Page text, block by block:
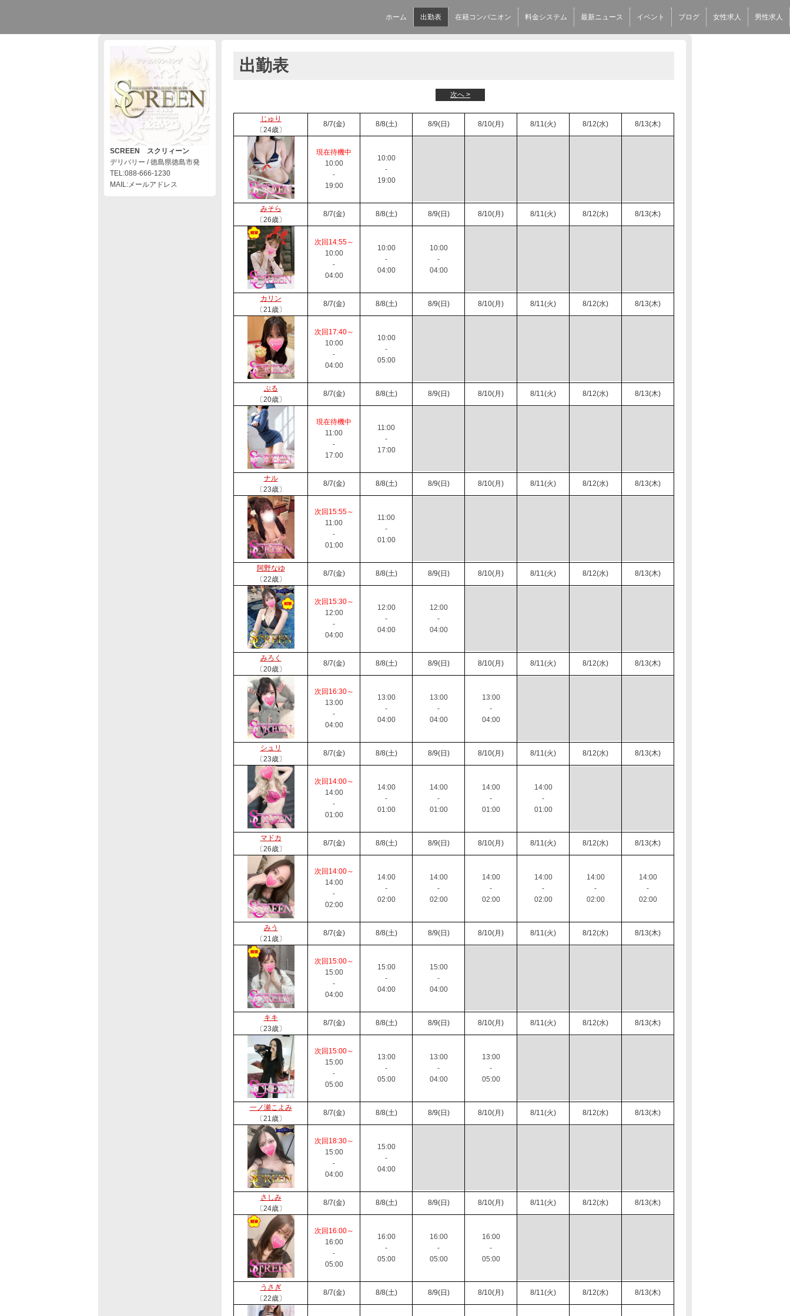
ホーム 出勤表 在籍コンパニオン 料金システム 最新ニュース イベント ブログ 女性求人 男性求人
SCREEN スクリィーン
デリバリー / 徳島県徳島市発
TEL:088-666-1230
MAIL:メールアドレス
出勤表
次へ >
じゅり
〔24歳〕
8/7(金) 8/8(土) 8/9(日) 8/10(月) 8/11(火) 8/12(水) 8/13(木)
現在待機中
10:00
-
19:00
10:00
-
19:00
みそら
〔26歳〕
8/7(金) 8/8(土) 8/9(日) 8/10(月) 8/11(火) 8/12(水) 8/13(木)
次回14:55～
10:00
-
04:00
10:00
-
04:00
10:00
-
04:00
カリン
〔21歳〕
8/7(金) 8/8(土) 8/9(日) 8/10(月) 8/11(火) 8/12(水) 8/13(木)
次回17:40～
10:00
-
04:00
10:00
-
05:00
ぷる
〔20歳〕
8/7(金) 8/8(土) 8/9(日) 8/10(月) 8/11(火) 8/12(水) 8/13(木)
現在待機中
11:00
-
17:00
11:00
-
17:00
ナル
〔23歳〕
8/7(金) 8/8(土) 8/9(日) 8/10(月) 8/11(火) 8/12(水) 8/13(木)
次回15:55～
11:00
-
01:00
11:00
-
01:00
阿野なゆ
〔22歳〕
8/7(金) 8/8(土) 8/9(日) 8/10(月) 8/11(火) 8/12(水) 8/13(木)
次回15:30～
12:00
-
04:00
12:00
-
04:00
12:00
-
04:00
みろく
〔20歳〕
8/7(金) 8/8(土) 8/9(日) 8/10(月) 8/11(火) 8/12(水) 8/13(木)
次回16:30～
13:00
-
04:00
13:00
-
04:00
13:00
-
04:00
13:00
-
04:00
シュリ
〔23歳〕
8/7(金) 8/8(土) 8/9(日) 8/10(月) 8/11(火) 8/12(水) 8/13(木)
次回14:00～
14:00
-
01:00
14:00
-
01:00
14:00
-
01:00
14:00
-
01:00
14:00
-
01:00
マドカ
〔26歳〕
8/7(金) 8/8(土) 8/9(日) 8/10(月) 8/11(火) 8/12(水) 8/13(木)
次回14:00～
14:00
-
02:00
14:00
-
02:00
14:00
-
02:00
14:00
-
02:00
14:00
-
02:00
14:00
-
02:00
14:00
-
02:00
みう
〔21歳〕
8/7(金) 8/8(土) 8/9(日) 8/10(月) 8/11(火) 8/12(水) 8/13(木)
次回15:00～
15:00
-
04:00
15:00
-
04:00
15:00
-
04:00
キキ
〔23歳〕
8/7(金) 8/8(土) 8/9(日) 8/10(月) 8/11(火) 8/12(水) 8/13(木)
次回15:00～
15:00
-
05:00
13:00
-
05:00
13:00
-
04:00
13:00
-
05:00
一ノ瀬こよみ
〔21歳〕
8/7(金) 8/8(土) 8/9(日) 8/10(月) 8/11(火) 8/12(水) 8/13(木)
次回18:30～
15:00
-
04:00
15:00
-
04:00
さしみ
〔24歳〕
8/7(金) 8/8(土) 8/9(日) 8/10(月) 8/11(火) 8/12(水) 8/13(木)
次回16:00～
16:00
-
05:00
16:00
-
05:00
16:00
-
05:00
16:00
-
05:00
うさぎ
〔22歳〕
8/7(金) 8/8(土) 8/9(日) 8/10(月) 8/11(火) 8/12(水) 8/13(木)